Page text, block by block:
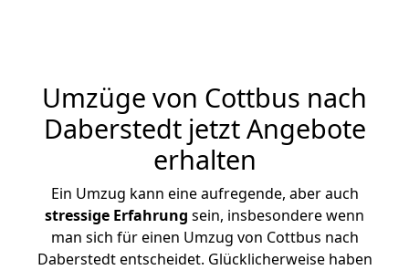
Umzüge von Cottbus nach
Daberstedt jetzt Angebote
erhalten
Ein Umzug kann eine aufregende, aber auch
stressige Erfahrung sein, insbesondere wenn
man sich für einen Umzug von Cottbus nach
Daberstedt entscheidet. Glücklicherweise haben